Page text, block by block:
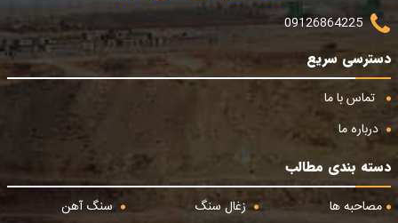
09126864225
دسترسی سریع
تماس با ما
درباره ما
دسته بندی مطالب
مصاحبه ها
زغال سنگ
سنگ آهن